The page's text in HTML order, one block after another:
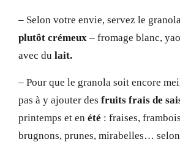
– Selon votre envie, servez le
plutôt crémeux – fromage blanc,
avec du lait.
– Pour que le granola soit encore
pas à y ajouter des fruits frais de
printemps et en été : fraises,
brugnons, prunes, mirabelles…